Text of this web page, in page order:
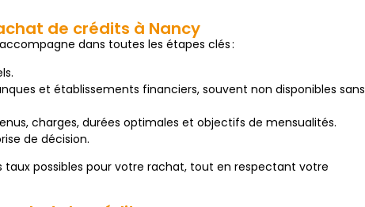
de crédits à Nancy
dans toutes les étapes clés :
et établissements financiers, souvent non disponibles sans
charges, durées optimales et objectifs de mensualités.
de décision.
taux possibles pour votre rachat, tout en respectant votre